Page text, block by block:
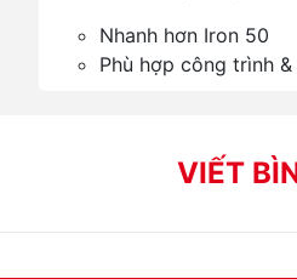
Nhanh hơn Iron 50
Phù hợp công trình
VIẾT